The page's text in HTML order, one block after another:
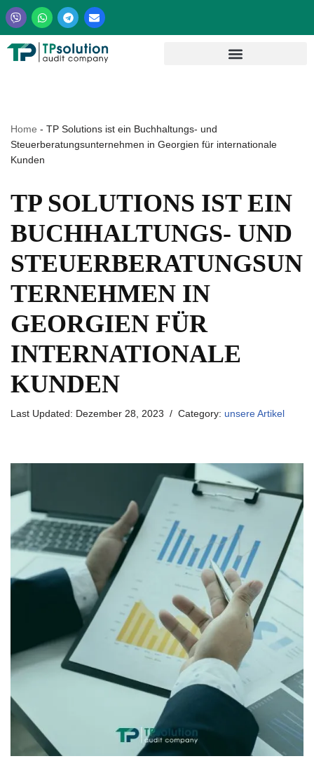
Zum
Inhalt
Home - TP Solutions ist ein Buchhaltungs- und
Steuerberatungsunternehmen in Georgien für internationale
Kunden
TP SOLUTIONS IST EIN
BUCHHALTUNGS- UND
STEUERBERATUNGSUN
TERNEHMEN IN
GEORGIEN FÜR
INTERNATIONALE
KUNDEN
Last Updated: Dezember 28, 2023 Category: unsere Artikel